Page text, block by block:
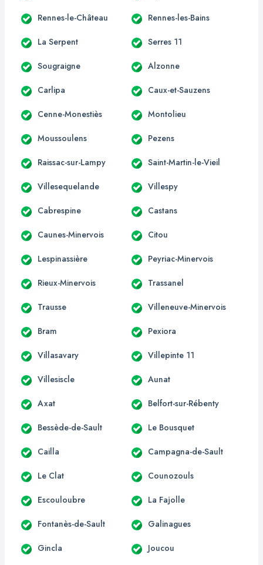
Rennes-le-Château Rennes-les-Bains
La Serpent Serres 11
Sougraigne Alzonne
Carlipa Caux-et-Sauzens
Cenne-Monestiès Montolieu
Moussoulens Pezens
Raissac-sur-Lampy Saint-Martin-le-Vieil
Villesequelande Villespy
Cabrespine Castans
Caunes-Minervois Citou
Lespinassière Peyriac-Minervois
Rieux-Minervois Trassanel
Trausse Villeneuve-Minervois
Bram Pexiora
Villasavary Villepinte 11
Villesiscle Aunat
Axat Belfort-sur-Rébenty
Bessède-de-Sault Le Bousquet
Cailla Campagna-de-Sault
Le Clat Counozouls
Escouloubre La Fajolle
Fontanès-de-Sault Galinagues
Gincla Joucou